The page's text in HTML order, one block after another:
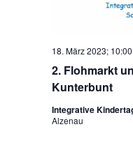
2. Flohmarkt
Kunterbunt
18. März 2023; 10:00
Integrative
Alzenau